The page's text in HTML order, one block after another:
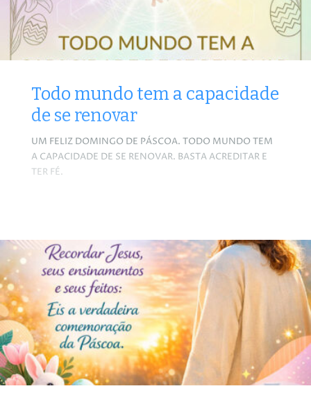
Todo mundo tem a capacidade
de se renovar
UM FELIZ DOMINGO DE PÁSCOA. TODO MUNDO TEM
A CAPACIDADE DE SE RENOVAR. BASTA ACREDITAR E
TER FÉ.